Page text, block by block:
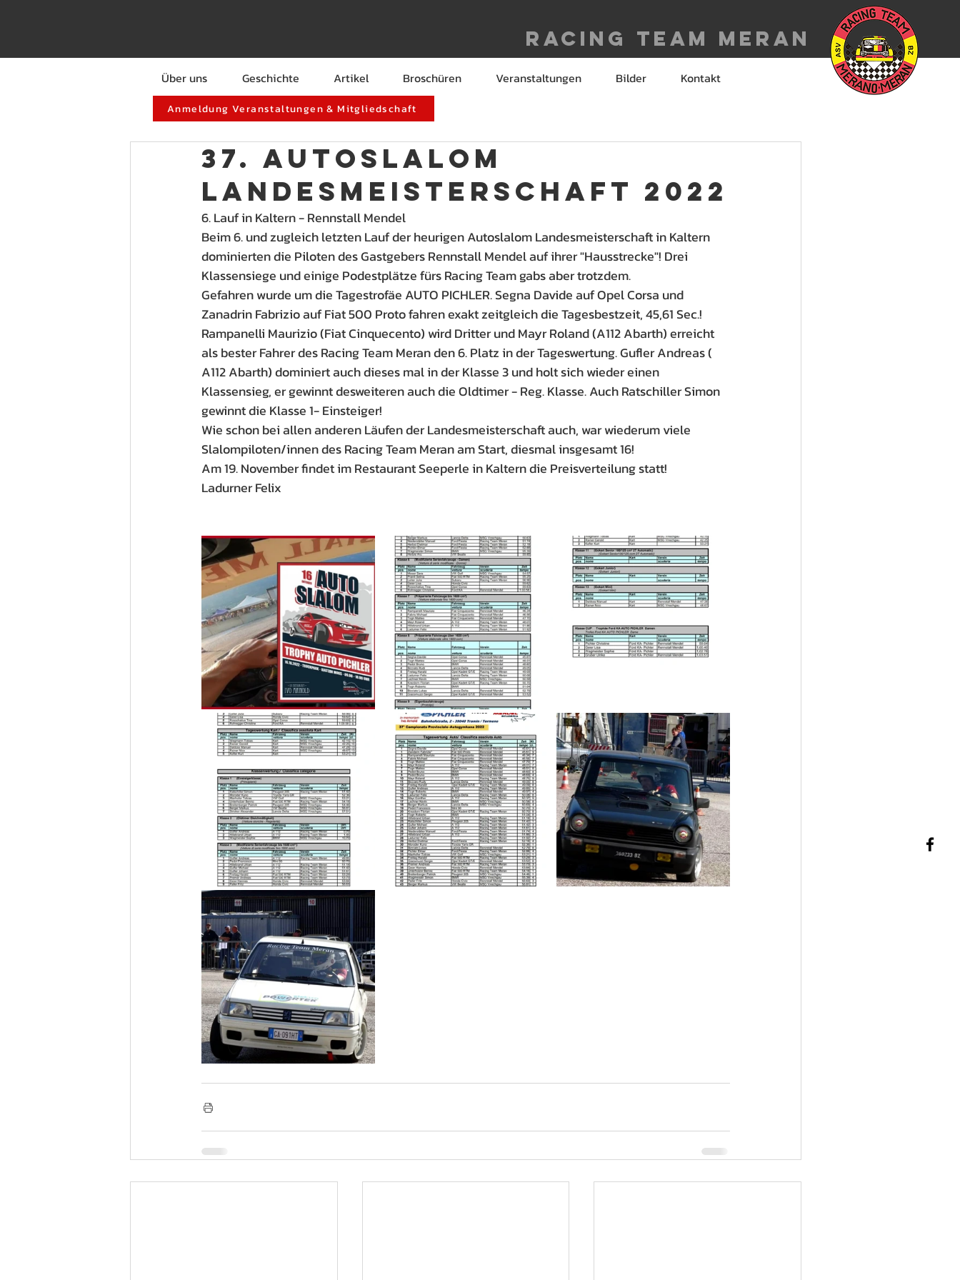
Racing Team meran
Über uns Geschichte Artikel Broschüren Veranstaltungen Bilder Kontakt
Anmeldung Veranstaltungen & Mitgliedschaft
37. Autoslalom
Landesmeisterschaft 2022
6. Lauf in Kaltern - Rennstall Mendel
Beim 6. und zugleich letzten Lauf der heurigen Autoslalom Landesmeisterschaft in Kaltern
dominierten die Piloten des Gastgebers Rennstall Mendel auf ihrer "Hausstrecke"! Drei
Klassensiege und einige Podestplätze fürs Racing Team gabs aber trotzdem.
Gefahren wurde um die Tagestrofäe AUTO PICHLER. Segna Davide auf Opel Corsa und
Zanadrin Fabrizio auf Fiat 500 Proto fahren exakt zeitgleich die Tagesbestzeit, 45,61 Sec.!
Rampanelli Maurizio (Fiat Cinquecento) wird Dritter und Mayr Roland (A112 Abarth) erreicht
als bester Fahrer des Racing Team Meran den 6. Platz in der Tageswertung. Gufler Andreas (
A112 Abarth) dominiert auch dieses mal in der Klasse 3 und holt sich wieder einen
Klassensieg, er gewinnt desweiteren auch die Oldtimer - Reg. Klasse. Auch Ratschiller Simon
gewinnt die Klasse 1- Einsteiger!
Wie schon bei allen anderen Läufen der Landesmeisterschaft auch, war wiederum viele
Slalompiloten/innen des Racing Team Meran am Start, diesmal insgesamt 16!
Am 19. November findet im Restaurant Seeperle in Kaltern die Preisverteilung statt!
Ladurner Felix